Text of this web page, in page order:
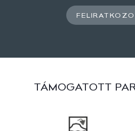
TÁMOGATOTT